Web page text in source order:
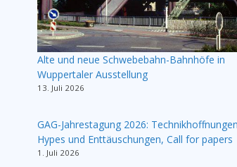
Alte und neue Schwebebahn-Bahnhöfe in
Wuppertaler Ausstellung
13. Juli 2026
GAG-Jahrestagung 2026:
Hypes und Enttäuschungen, Call for papers
1. Juli 2026